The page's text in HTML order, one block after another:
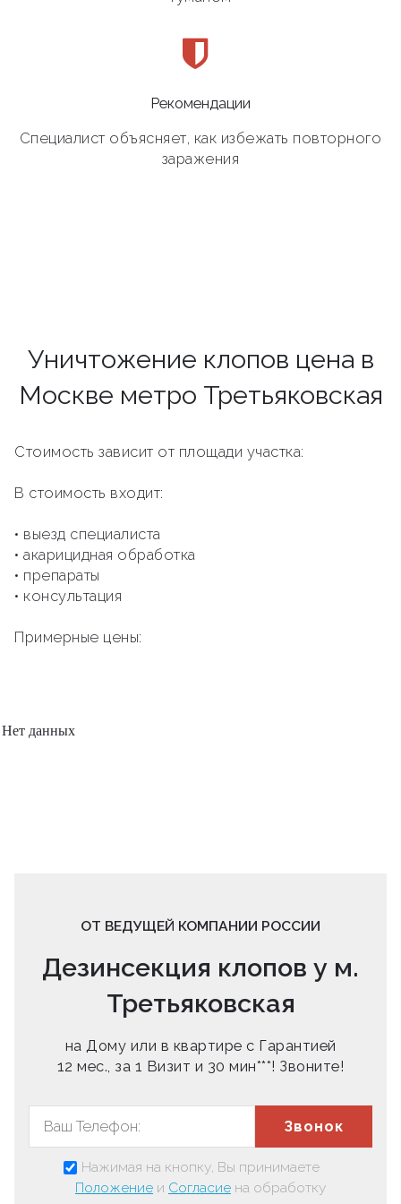
Рекомендации
Специалист объясняет, как избежать повторного
заражения
Уничтожение клопов цена в
Москве метро Третьяковская
Стоимость зависит от площади участка:
В стоимость входит:
• выезд специалиста
• акарицидная обработка
• препараты
• консультация
Примерные цены:
Нет данных
ОТ ВЕДУЩЕЙ КОМПАНИИ РОССИИ
Дезинсекция клопов у м.
Третьяковская
на Дому или в квартире с Гарантией
12 мес., за 1 Визит и 30 мин***! Звоните!
Звонок
Нажимая на кнопку, Вы принимаете
Положение и Согласие на обработку